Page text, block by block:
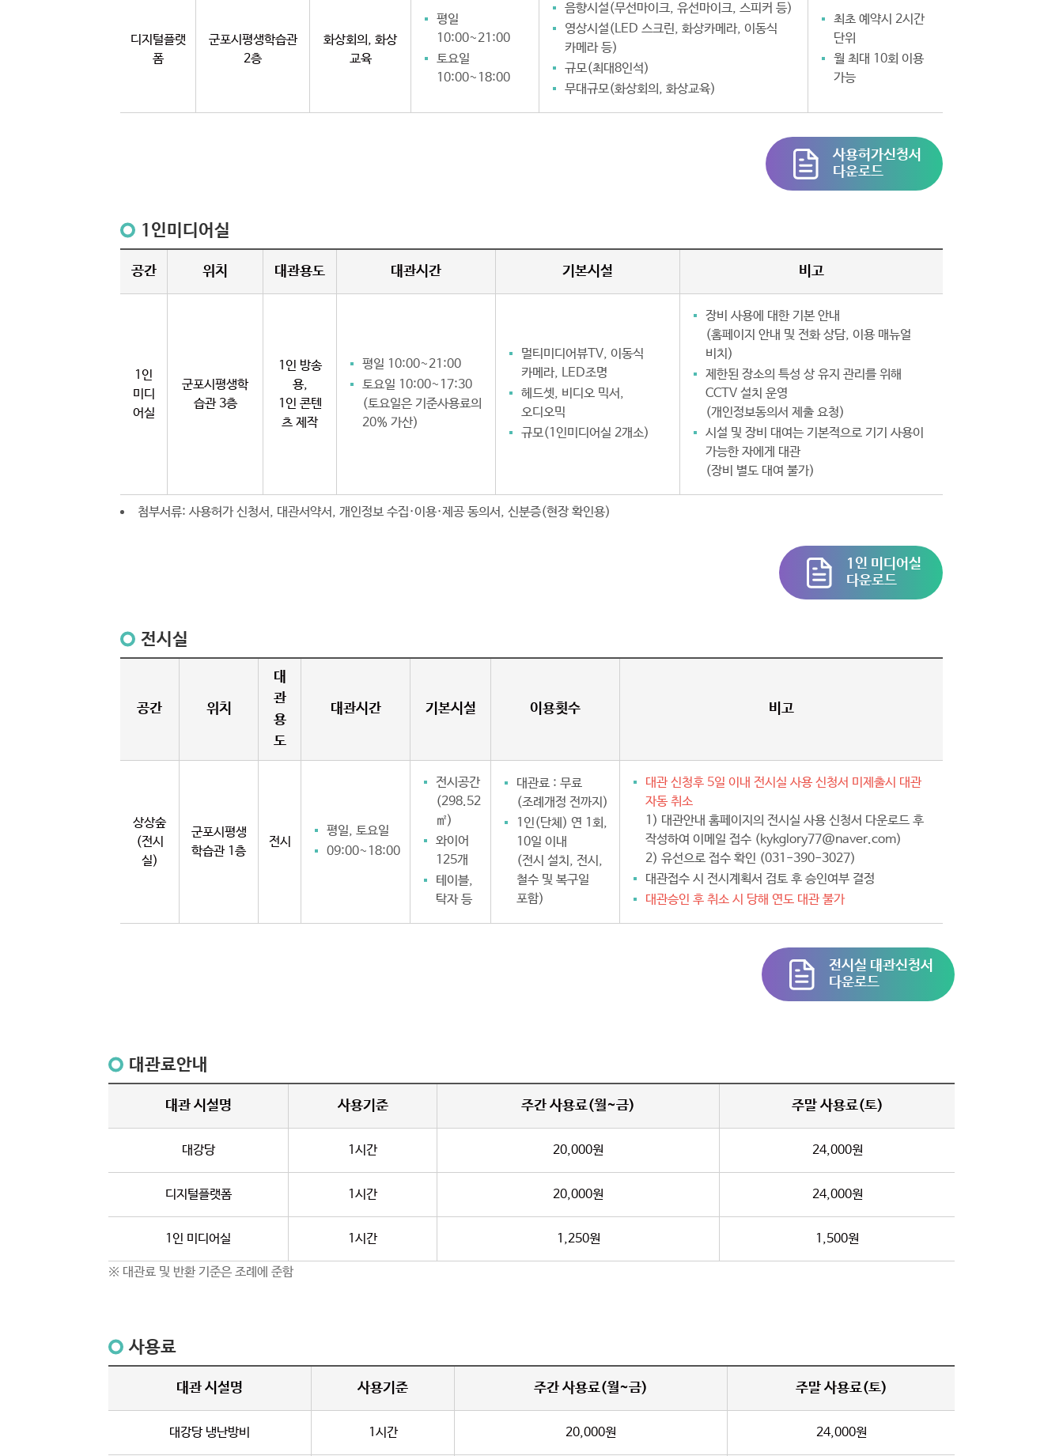
디지털플랫
폼
군포시평생학습관
2층
화상회의, 화상
교육
평일
10:00~21:00
토요일
10:00~18:00
음향시설(무선마이크, 유선마이크, 스피커 등)
영상시설(LED 스크린, 화상카메라, 이동식
카메라 등)
규모(최대8인석)
무대규모(화상회의, 화상교육)
최초 예약시 2시간
단위
월 최대 10회 이용
가능
사용허가신청서
다운로드
1인미디어실
공간 위치 대관용도 대관시간 기본시설 비고
1인
미디
어실
군포시평생학
습관 3층
1인 방송
용,
1인 콘텐
츠 제작
평일 10:00~21:00
토요일 10:00~17:30
(토요일은 기준사용료의
20% 가산)
멀티미디어뷰TV, 이동식
카메라, LED조명
헤드셋, 비디오 믹서,
오디오믹
규모(1인미디어실 2개소)
장비 사용에 대한 기본 안내
(홈페이지 안내 및 전화 상담, 이용 매뉴얼
비치)
제한된 장소의 특성 상 유지 관리를 위해
CCTV 설치 운영
(개인정보동의서 제출 요청)
시설 및 장비 대여는 기본적으로 기기 사용이
가능한 자에게 대관
(장비 별도 대여 불가)
첨부서류: 사용허가 신청서, 대관서약서, 개인정보 수집·이용·제공 동의서, 신분증(현장 확인용)
1인 미디어실
다운로드
전시실
공간 위치
대
관
용
도
대관시간 기본시설 이용횟수 비고
상상숲
(전시
실)
군포시평생
학습관 1층
전시
평일, 토요일
09:00~18:00
전시공간
(298.52
㎡)
와이어
125개
테이블,
탁자 등
대관료 : 무료
(조례개정 전까지)
1인(단체) 연 1회,
10일 이내
(전시 설치, 전시,
철수 및 복구일
포함)
대관 신청후 5일 이내 전시실 사용 신청서 미제출시 대관
자동 취소
1) 대관안내 홈페이지의 전시실 사용 신청서 다운로드 후
작성하여 이메일 접수 (kykglory77@naver.com)
2) 유선으로 접수 확인 (031-390-3027)
대관접수 시 전시계획서 검토 후 승인여부 결정
대관승인 후 취소 시 당해 연도 대관 불가
전시실 대관신청서
다운로드
대관료안내
대관 시설명 사용기준 주간 사용료(월~금) 주말 사용료(토)
대강당 1시간 20,000원 24,000원
디지털플랫폼 1시간 20,000원 24,000원
1인 미디어실 1시간 1,250원 1,500원
※ 대관료 및 반환 기준은 조례에 준함
사용료
대관 시설명 사용기준 주간 사용료(월~금) 주말 사용료(토)
대강당 냉난방비 1시간 20,000원 24,000원